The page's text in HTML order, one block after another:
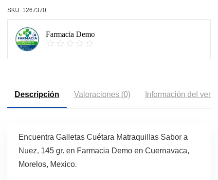
SKU: 1267370
Farmacia Demo
Descripción Valoraciones (0) Información del
Encuentra Galletas Cuétara Matraquillas Sabor a
Nuez, 145 gr. en Farmacia Demo en Cuernavaca,
Morelos, Mexico.